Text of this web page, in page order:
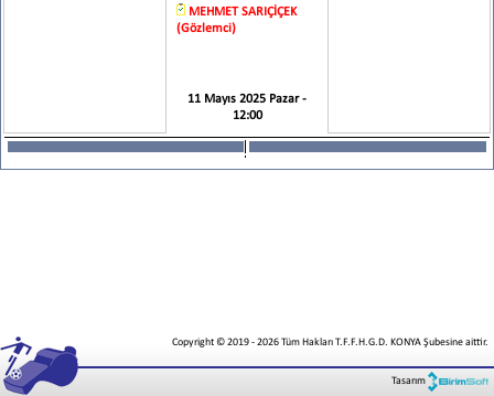
MEHMET SARIÇİÇEK
(Gözlemci)
11 Mayıs 2025 Pazar -
12:00
Copyright © 2019-2026Tüm Hakları T.F.F.H.G.D. KONYA Şubesine aittir.
Tasarım